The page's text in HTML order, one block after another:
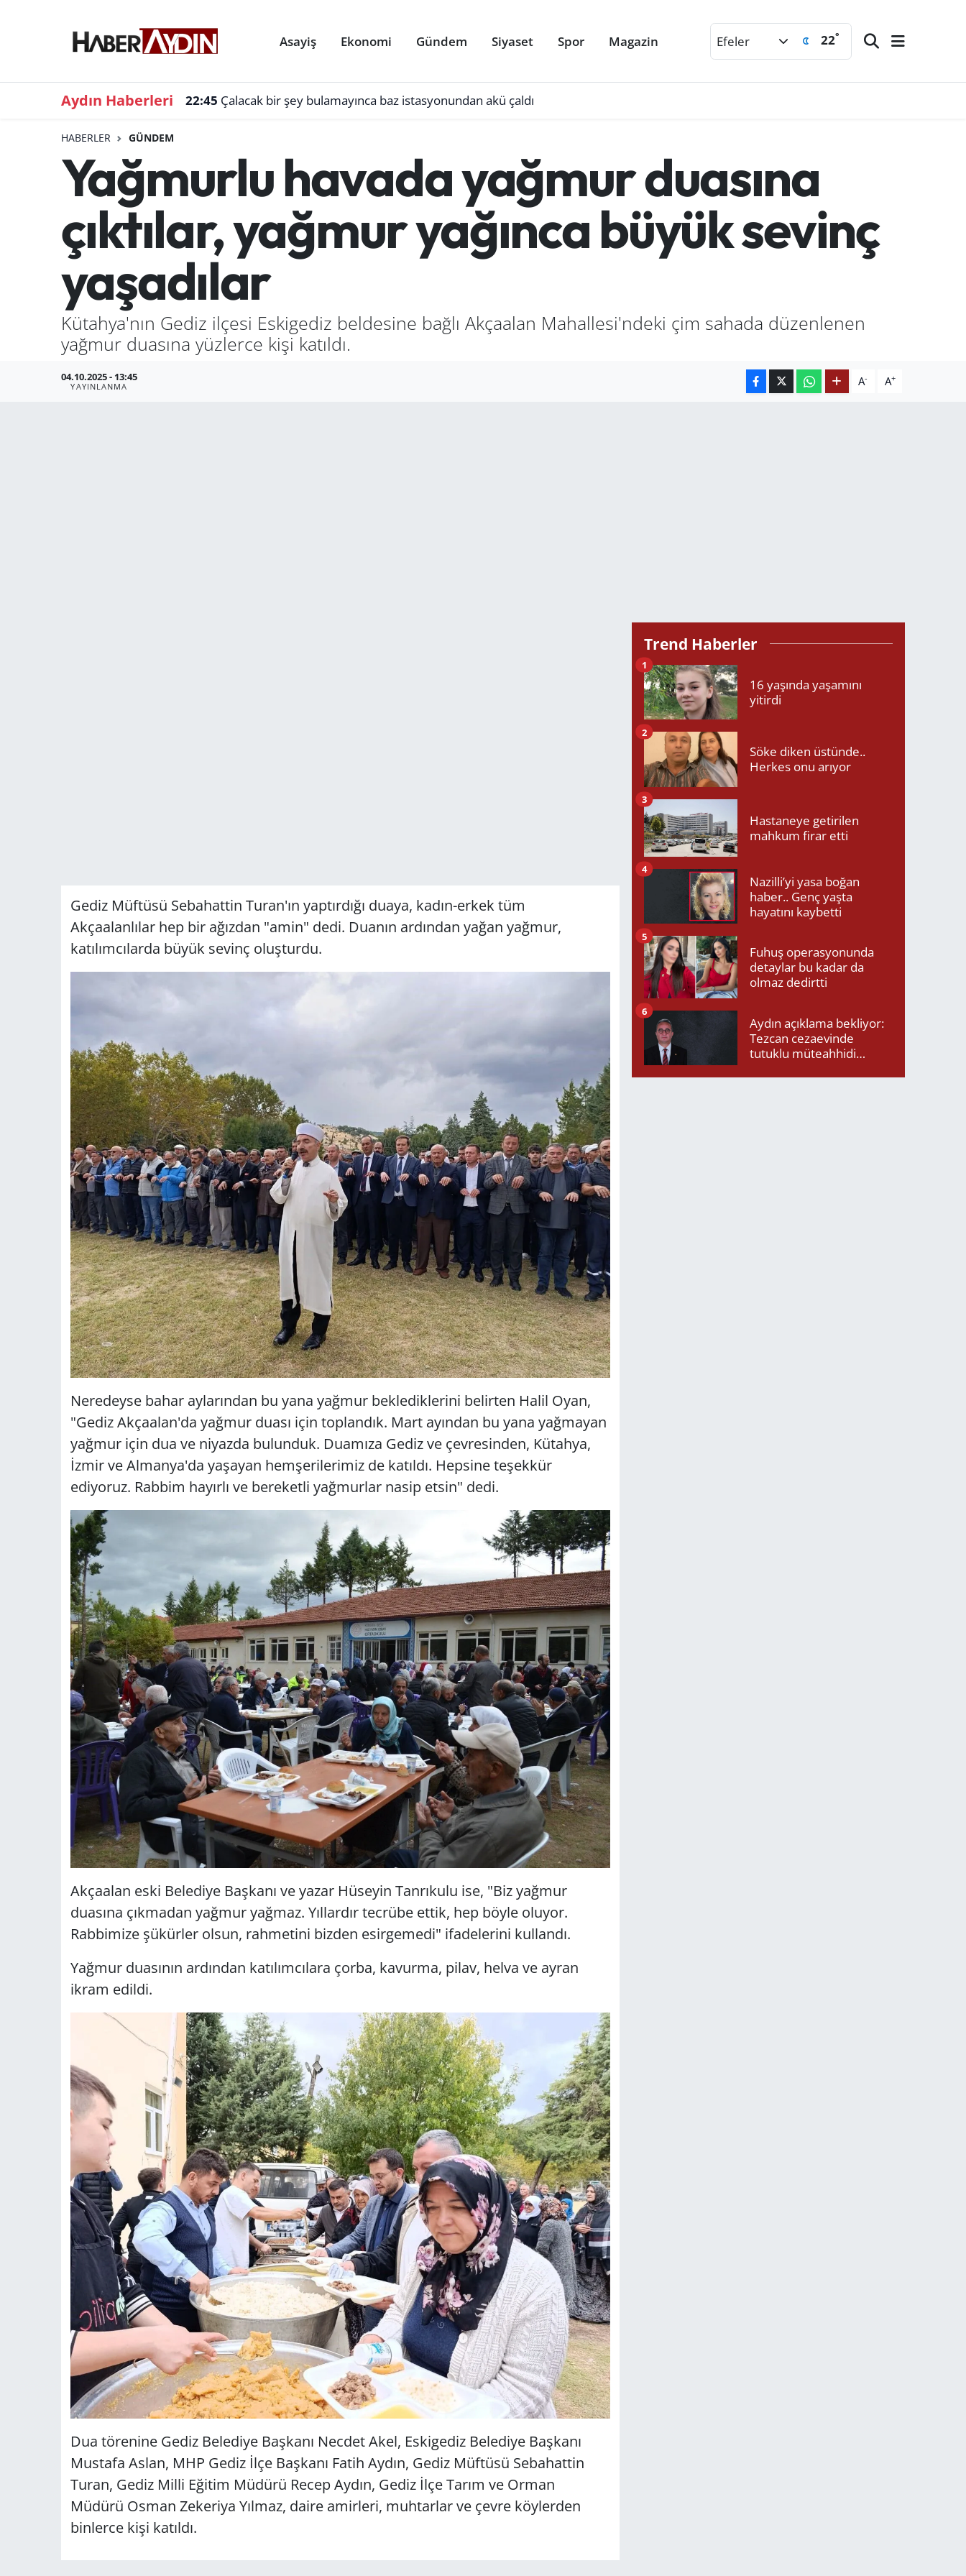
Asayiş Ekonomi Gündem Siyaset Spor Magazin Efeler 22°
Aydın Haberleri 22:45 Çalacak bir şey bulamayınca baz istasyonundan akü çaldı
HABERLER GÜNDEM
Yağmurlu havada yağmur duasına
çıktılar, yağmur yağınca büyük sevinç
yaşadılar
Kütahya'nın Gediz ilçesi Eskigediz beldesine bağlı Akçaalan Mahallesi'ndeki çim sahada düzenlenen
yağmur duasına yüzlerce kişi katıldı.
04.10.2025 - 13:45
YAYINLANMA A- A+
Gediz Müftüsü Sebahattin Turan'ın yaptırdığı duaya, kadın-erkek tüm
Akçaalanlılar hep bir ağızdan "amin" dedi. Duanın ardından yağan yağmur,
katılımcılarda büyük sevinç oluşturdu.
Neredeyse bahar aylarından bu yana yağmur beklediklerini belirten Halil Oyan,
"Gediz Akçaalan'da yağmur duası için toplandık. Mart ayından bu yana yağmayan
yağmur için dua ve niyazda bulunduk. Duamıza Gediz ve çevresinden, Kütahya,
İzmir ve Almanya'da yaşayan hemşerilerimiz de katıldı. Hepsine teşekkür
ediyoruz. Rabbim hayırlı ve bereketli yağmurlar nasip etsin" dedi.
Akçaalan eski Belediye Başkanı ve yazar Hüseyin Tanrıkulu ise, "Biz yağmur
duasına çıkmadan yağmur yağmaz. Yıllardır tecrübe ettik, hep böyle oluyor.
Rabbimize şükürler olsun, rahmetini bizden esirgemedi" ifadelerini kullandı.
Yağmur duasının ardından katılımcılara çorba, kavurma, pilav, helva ve ayran
ikram edildi.
Dua törenine Gediz Belediye Başkanı Necdet Akel, Eskigediz Belediye Başkanı
Mustafa Aslan, MHP Gediz İlçe Başkanı Fatih Aydın, Gediz Müftüsü Sebahattin
Turan, Gediz Milli Eğitim Müdürü Recep Aydın, Gediz İlçe Tarım ve Orman
Müdürü Osman Zekeriya Yılmaz, daire amirleri, muhtarlar ve çevre köylerden
binlerce kişi katıldı.
Trend Haberler
16 yaşında yaşamını
yitirdi
1
Söke diken üstünde..
Herkes onu arıyor
2
Hastaneye getirilen
mahkum firar etti
3
Nazilli’yi yasa boğan
haber.. Genç yaşta
hayatını kaybetti
4
Fuhuş operasyonunda
detaylar bu kadar da
olmaz dedirtti
5
Aydın açıklama bekliyor:
Tezcan cezaevinde
tutuklu müteahhidi
6